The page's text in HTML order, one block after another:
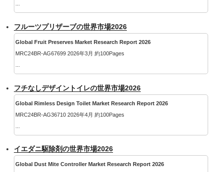
フルーツプリザーブの世界市場2026
Global Fruit Preserves Market Research Report 2026
MRC24BR-AG67699 2026年3月 約100Pages
フチなしデザイントイレの世界市場2026
Global Rimless Design Toilet Market Research Report 2026
MRC24BR-AG36710 2026年4月 約100Pages
イエダニ駆除剤の世界市場2026
Global Dust Mite Controller Market Research Report 2026